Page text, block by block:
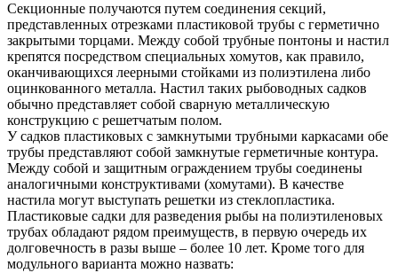
Секционные получаются путем соединения секций,
представленных отрезками пластиковой трубы с герметично
закрытыми торцами. Между собой трубные понтоны и настил
крепятся посредством специальных хомутов, как правило,
оканчивающихся леерными стойками из полиэтилена либо
оцинкованного металла. Настил таких рыбоводных садков
обычно представляет собой сварную металлическую
конструкцию с решетчатым полом.
У садков пластиковых с замкнутыми трубными каркасами обе
трубы представляют собой замкнутые герметичные контура.
Между собой и защитным ограждением трубы соединены
аналогичными конструктивами (хомутами). В качестве
настила могут выступать решетки из стеклопластика.
Пластиковые садки для разведения рыбы на полиэтиленовых
трубах обладают рядом преимуществ, в первую очередь их
долговечность в разы выше – более 10 лет. Кроме того для
модульного варианта можно назвать: